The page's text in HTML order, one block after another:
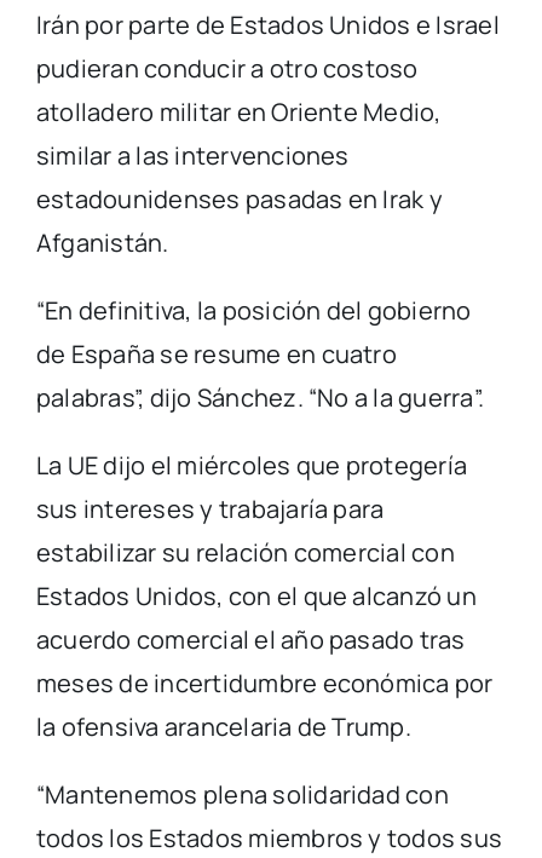
Irán por parte de Estados Unidos e Israel
pudieran conducir a otro costoso
atolladero militar en Oriente Medio,
similar a las intervenciones
estadounidenses pasadas en Irak y
Afganistán.
“En definitiva, la posición del gobierno
de España se resume en cuatro
palabras”, dijo Sánchez. “No a la guerra”.
La UE dijo el miércoles que protegería
sus intereses y trabajaría para
estabilizar su relación comercial con
Estados Unidos, con el que alcanzó un
acuerdo comercial el año pasado tras
meses de incertidumbre económica por
la ofensiva arancelaria de Trump.
“Mantenemos plena solidaridad con
todos los Estados miembros y todos sus